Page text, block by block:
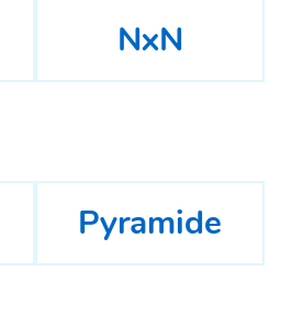
NxN
Pyramide